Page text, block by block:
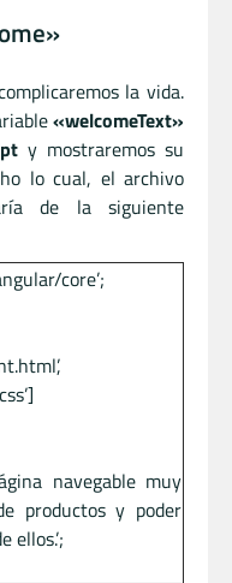
la vida.
«welcomeText»
y mostraremos su
lo cual, el archivo
de la siguiente
core’;
navegable muy
productos y poder
ellos.’;